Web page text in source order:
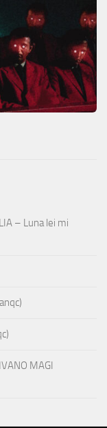
– Luna lei mi
MAGI